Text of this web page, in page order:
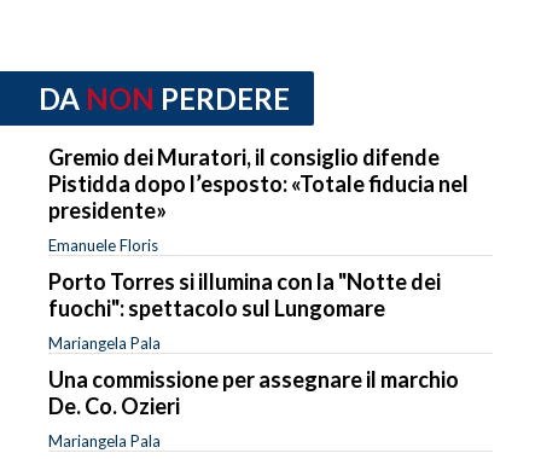
DA NON PERDERE
Gremio dei Muratori, il consiglio difende
Pistidda dopo l’esposto: «Totale fiducia nel
presidente»
Emanuele Floris
Porto Torres si illumina con la "Notte dei
fuochi": spettacolo sul Lungomare
Mariangela Pala
Una commissione per assegnare il marchio
De. Co. Ozieri
Mariangela Pala